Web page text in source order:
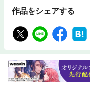
作品をシェアする